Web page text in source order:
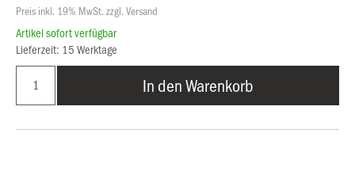
Preis inkl. 19% MwSt. zzgl. Versand
Artikel sofort verfügbar
Lieferzeit: 15 Werktage
In den Warenkorb